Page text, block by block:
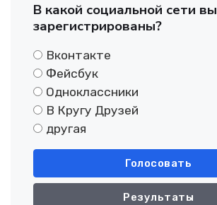
В какой социальной сети вы
зарегистрированы?
Вконтакте
Фейсбук
Одноклассники
В Кругу Друзей
другая
Голосовать
Результаты